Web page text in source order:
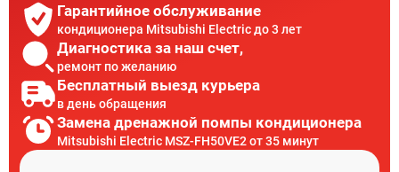
Гарантийное обслуживание
кондиционера Mitsubishi Electric до 3 лет
Диагностика за наш счет,
ремонт по желанию
Бесплатный выезд курьера
в день обращения
Замена дренажной помпы кондиционера
Mitsubishi Electric MSZ-FH50VE2 от 35 минут